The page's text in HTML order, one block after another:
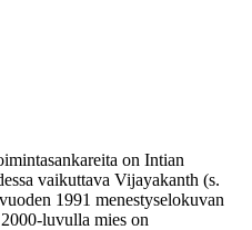
on Intian
vaikuttava Vijayakanth (s.
1991 menestyselokuvan
mies on